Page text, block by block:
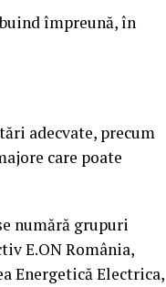
împreună, în
adecvate, precum
care poate
numără grupuri
E.ON România,
Energetică Electrica,